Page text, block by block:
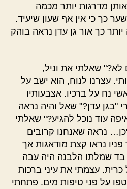
מדרגות יותר מכמה
כך כי אין אף שעון שיעיד.
יותר כך אור גן עדן נראה בוהק
שאלתי את וניל,
עצרנו לנוח, הוא ישב על
נח על ברכיו. אצבעותיו
"בגן עדן?" שאל והיה נראה
עוד נוכל להגיע?" שאלתי
נראה שאנחנו קרובים
נראו קצת מודאגות אך
בד שמלתו הלבנה היה עבה
עצמתי את עיני ברכות
על פני טיפות מים. פתחתי